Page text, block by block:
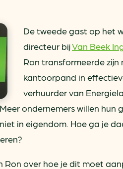
De tweede gast op het
directeur bijVan Beek
Ron transformeerde zijn
kantoorpand in
verhuurder van
ondernemers willen hun
in eigendom. Hoe ga je
over hoe je dit moet